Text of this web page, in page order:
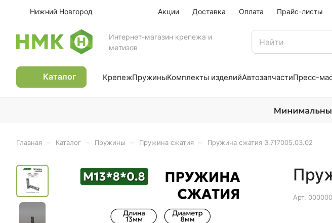
Нижний Новгород Акции Доставка Оплата Прайс-листы
Интернет-магазин крепежа и
метизов
Каталог КрепежПружиныКомплекты изделийАвтозапчастиПресс-
Главная Каталог Пружины Пружина сжатия Пружина сжатия Э.717005.03.02
Арт.